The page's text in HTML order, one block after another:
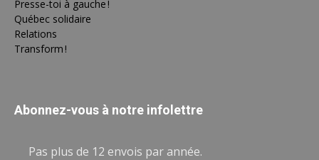
Presse-toi à gauche !
Québec solidaire
Relations
Transform !
Abonnez-vous à notre infolettre
Pas plus de 12 envois par année.